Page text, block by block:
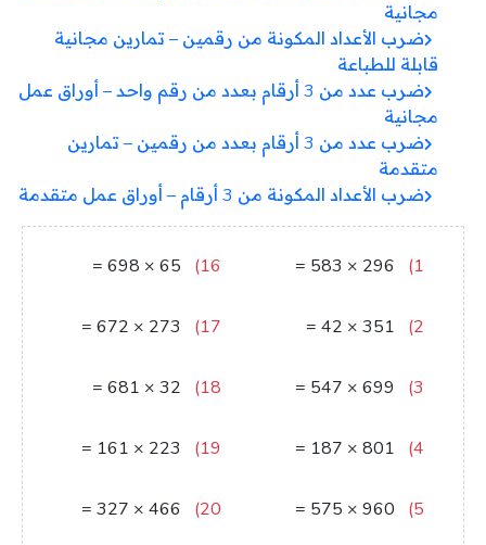
مجانية
ضرب الأعداد المكونة من رقمين – تمارين مجانية
قابلة للطباعة
ضرب عدد من 3 أرقام بعدد من رقم واحد – أوراق عمل
مجانية
ضرب عدد من 3 أرقام بعدد من رقمين – تمارين
متقدمة
ضرب الأعداد المكونة من 3 أرقام – أوراق عمل متقدمة
1)
296
×
583
=
2)
351
×
42
=
3)
699
×
547
=
4)
801
×
187
=
5)
960
×
575
=
16)
65
×
698
=
17)
273
×
672
=
18)
32
×
681
=
19)
223
×
161
=
20)
466
×
327
=